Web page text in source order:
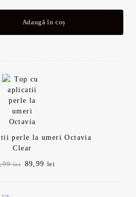
Adaugă în coș
perle la umeri Octavia
Clear
lei
Prețul
89,99lei